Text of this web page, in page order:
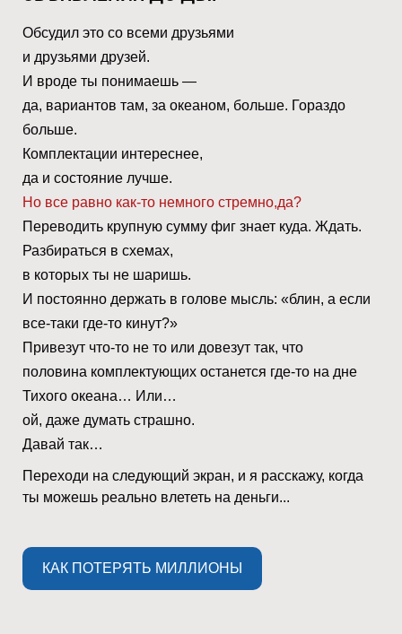
Обсудил это со всеми друзьями
и друзьями друзей.
И вроде ты понимаешь —
да, вариантов там, за океаном, больше. Гораздо
больше.
Комплектации интереснее,
да и состояние лучше.
Но все равно как-то немного стремно,да?
Переводить крупную сумму фиг знает куда. Ждать.
Разбираться в схемах,
в которых ты не шаришь.
И постоянно держать в голове мысль: «блин, а если
все-таки где-то кинут?»
Привезут что-то не то или довезут так, что
половина комплектующих останется где-то на дне
Тихого океана… Или…
ой, даже думать страшно.
Давай так…
Переходи на следующий экран, и я расскажу, когда
ты можешь реально влететь на деньги...
КАК ПОТЕРЯТЬ МИЛЛИОНЫ